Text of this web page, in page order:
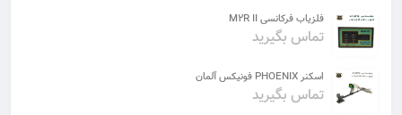
فلزیاب فرکانسی M2R II
تماس بگیرید
اسکنر PHOENIX فونیکس آلمان
تماس بگیرید